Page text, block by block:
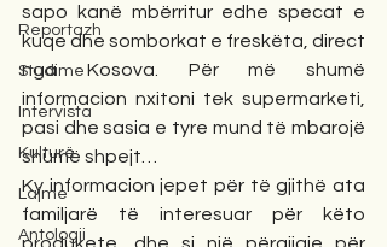
Reportazh
Studime
Intervista
Kulturë
Lajme
Antologji
sapo kanë mbërritur edhe specat e
kuqe dhe somborkat e freskëta, direct
nga Kosova. Për më shumë
informacion nxitoni tek supermarketi,
pasi dhe sasia e tyre mund të mbarojë
shumë shpejt…
Ky informacion jepet për të gjithë ata
familjarë të interesuar për këto
produkete, dhe si një përgjigje për